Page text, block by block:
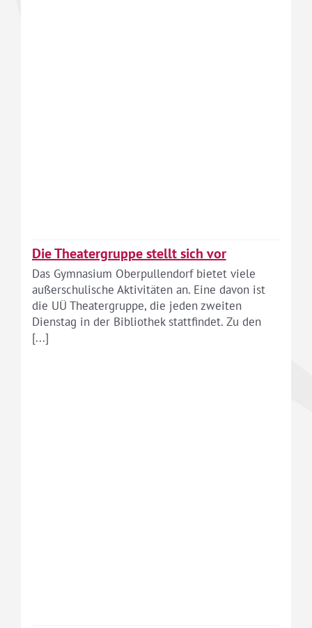
Die Theatergruppe stellt sich vor
Das Gymnasium Oberpullendorf bietet viele
außerschulische Aktivitäten an. Eine davon ist
die UÜ Theatergruppe, die jeden zweiten
Dienstag in der Bibliothek stattfindet. Zu den
[...]